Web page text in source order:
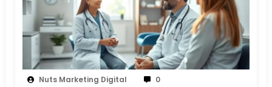
Nuts Marketing Digital 0